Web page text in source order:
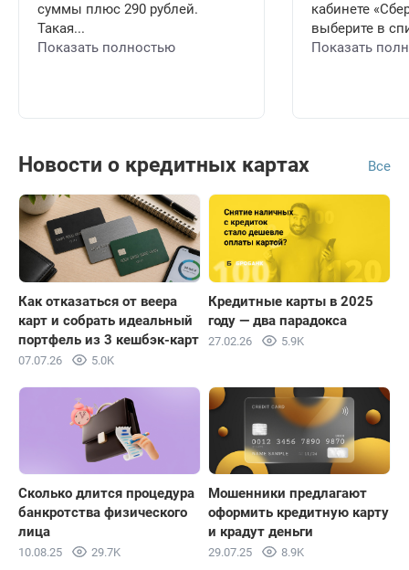
суммы плюс 290 рублей.
Такая...
Показать полностью
кабинете
выберите в
Показать
Новости о кредитных картах Все
Как отказаться от веера
карт и собрать идеальный
портфель из 3 кешбэк-карт
07.07.26 5.0K
Кредитные карты в 2025
году — два парадокса
27.02.26 5.9K
Сколько длится процедура
банкротства физического
лица
10.08.25 29.7K
Мошенники предлагают
оформить кредитную карту
и крадут деньги
29.07.25 8.9K